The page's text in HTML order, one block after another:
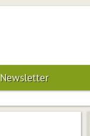
Newsletter